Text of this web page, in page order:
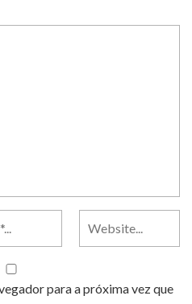
para a próxima vez que